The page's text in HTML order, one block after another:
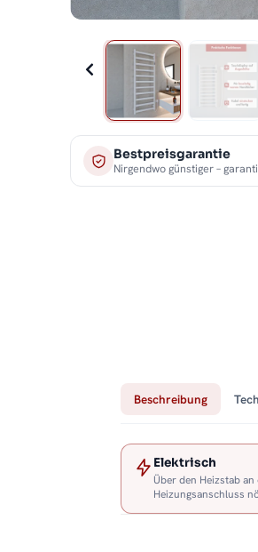
Bestpreisgarantie
Nirgendwo günstiger –
Beschreibung
Elektrisch
Über den Heizstab
Heizungsanschluss